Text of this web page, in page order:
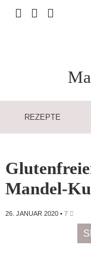
REZEPTE
Mandel-
26. JANUAR 2020• 7